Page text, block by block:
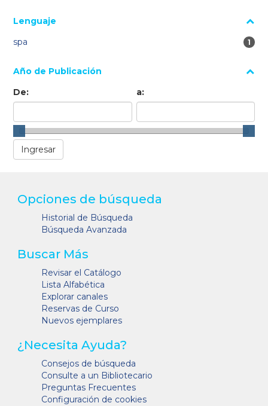
Lenguaje
spa
1
1
Año de Publicación
De:
a:
Opciones de búsqueda
Historial de Búsqueda
Búsqueda Avanzada
Buscar Más
Revisar el Catálogo
Lista Alfabética
Explorar canales
Reservas de Curso
Nuevos ejemplares
¿Necesita Ayuda?
Consejos de búsqueda
Consulte a un Bibliotecario
Preguntas Frecuentes
Configuración de cookies